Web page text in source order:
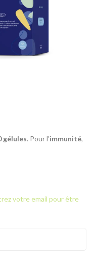
gélules. Pour l’immunité,
votre email pour être